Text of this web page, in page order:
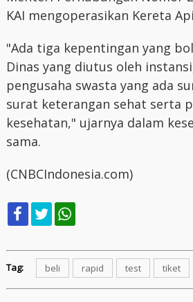
KAI mengoperasikan Kereta
"Ada tiga kepentingan yang
Dinas yang diutus oleh
pengusaha swasta yang ada
surat keterangan sehat serta
kesehatan," ujarnya dalam
sama.
(CNBCIndonesia.com)
Tag: beli rapid test tiket